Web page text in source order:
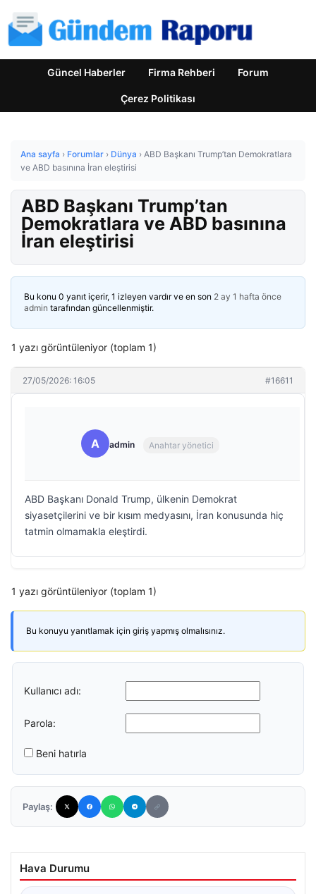
Güncel Haberler Firma Rehberi Forum
Çerez Politikası
Ana sayfa › Forumlar › Dünya › ABD Başkanı Trump’tan Demokratlara
ve ABD basınına İran eleştirisi
ABD Başkanı Trump’tan
Demokratlara ve ABD basınına
İran eleştirisi
Bu konu 0 yanıt içerir, 1 izleyen vardır ve en son 2 ay 1 hafta önce
admin tarafından güncellenmiştir.
1 yazı görüntüleniyor (toplam 1)
27/05/2026: 16:05 #16611
A admin Anahtar yönetici
ABD Başkanı Donald Trump, ülkenin Demokrat
siyasetçilerini ve bir kısım medyasını, İran konusunda hiç
tatmin olmamakla eleştirdi.
1 yazı görüntüleniyor (toplam 1)
Bu konuyu yanıtlamak için giriş yapmış olmalısınız.
Kullanıcı adı:
Parola:
Beni hatırla
Paylaş:
Hava Durumu